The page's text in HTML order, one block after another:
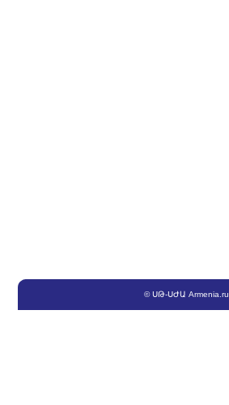
©ՍԹ-ՍԺԱ Armenia.ru